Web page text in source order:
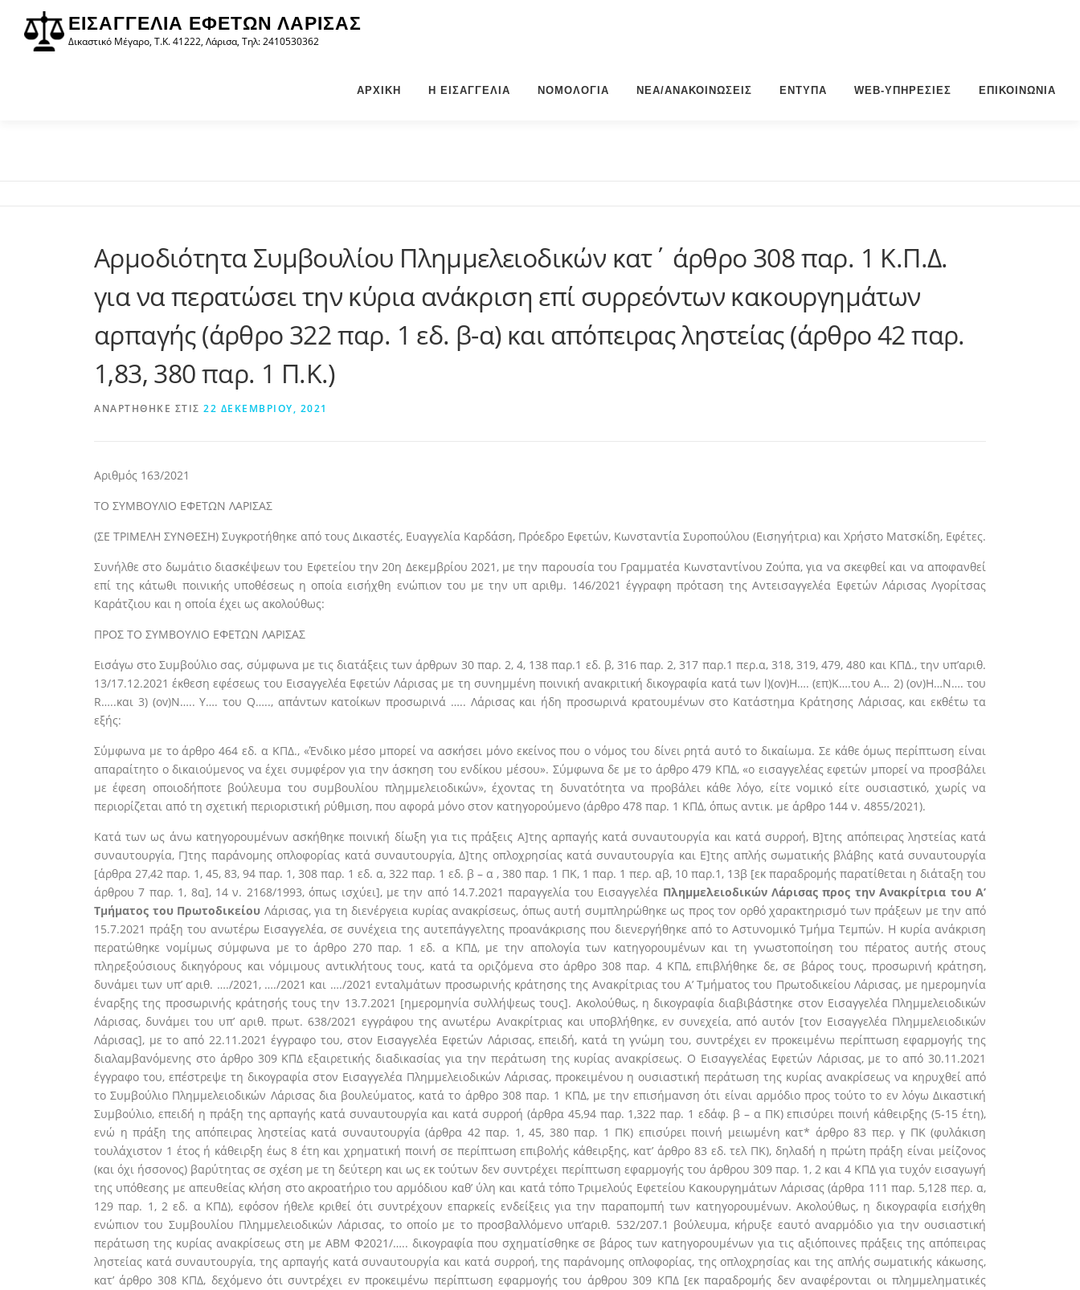
περιεχόμενο
Προχωρήστε
περιεχόμενο
ΕΙΣΑΓΓΕΛΊΑ ΕΦΕΤΏΝ ΛΆΡΙΣΑΣ
Δικαστικό Μέγαρο, Τ.Κ. 41222, Λάρισα, Τηλ: 2410530362
ΑΡΧΙΚΉ Η ΕΙΣΑΓΓΕΛΊΑ ΝΟΜΟΛΟΓΊΑ ΝΈΑ/ΑΝΑΚΟΙΝΏΣΕΙΣ ΈΝΤΥΠΑ WEB-ΥΠΗΡΕΣΊΕΣ ΕΠΙΚΟΙΝΩΝΊΑ
Αρμοδιότητα Συμβουλίου Πλημμελειοδικών κατ΄ άρθρο 308 παρ. 1 Κ.Π.Δ.
για να περατώσει την κύρια ανάκριση επί συρρεόντων κακουργημάτων
αρπαγής (άρθρο 322 παρ. 1 εδ. β-α) και απόπειρας ληστείας (άρθρο 42 παρ.
1,83, 380 παρ. 1 Π.Κ.)
ΑΝΑΡΤΉΘΗΚΕ ΣΤΙΣ 22 ΔΕΚΕΜΒΡΊΟΥ, 2021
Αριθμός 163/2021
ΤΟ ΣΥΜΒΟΥΛΙΟ ΕΦΕΤΩΝ ΛΑΡΙΣΑΣ
(ΣΕ ΤΡΙΜΕΛΗ ΣΥΝΘΕΣΗ) Συγκροτήθηκε από τους Δικαστές, Ευαγγελία Καρδάση, Πρόεδρο Εφετών, Κωνσταντία Συροπούλου (Εισηγήτρια) και Χρήστο Ματσκίδη, Εφέτες.
Συνήλθε στο δωμάτιο διασκέψεων του Εφετείου την 20η Δεκεμβρίου 2021, με την παρουσία του Γραμματέα Κωνσταντίνου Ζούπα, για να σκεφθεί και να αποφανθεί
επί της κάτωθι ποινικής υποθέσεως η οποία εισήχθη ενώπιον του με την υπ αριθμ. 146/2021 έγγραφη πρόταση της Αντεισαγγελέα Εφετών Λάρισας Λγορίτσας
Καράτζιου και η οποία έχει ως ακολούθως:
ΠΡΟΣ ΤΟ ΣΥΜΒΟΥΛΙΟ ΕΦΕΤΩΝ ΛΑΡΙΣΑΣ
Εισάγω στο Συμβούλιο σας, σύμφωνα με τις διατάξεις των άρθρων 30 παρ. 2, 4, 138 παρ.1 εδ. β, 316 παρ. 2, 317 παρ.1 περ.α, 318, 319, 479, 480 και ΚΠΔ., την υπ’αριθ.
13/17.12.2021 έκθεση εφέσεως του Εισαγγελέα Εφετών Λάρισας με τη συνημμένη ποινική ανακριτική δικογραφία κατά των l)(ov)H…. (επ)Κ….του A… 2) (ον)Η…Ν…. του
R…..και 3) (ov)N….. Y…. του Q….., απάντων κατοίκων προσωρινά ….. Λάρισας και ήδη προσωρινά κρατουμένων στο Κατάστημα Κράτησης Λάρισας, και εκθέτω τα
εξής:
Σύμφωνα με το άρθρο 464 εδ. α ΚΠΔ., «Ένδικο μέσο μπορεί να ασκήσει μόνο εκείνος που ο νόμος του δίνει ρητά αυτό το δικαίωμα. Σε κάθε όμως περίπτωση είναι
απαραίτητο ο δικαιούμενος να έχει συμφέρον για την άσκηση του ενδίκου μέσου». Σύμφωνα δε με το άρθρο 479 ΚΠΔ, «ο εισαγγελέας εφετών μπορεί να προσβάλει
με έφεση οποιοδήποτε βούλευμα του συμβουλίου πλημμελειοδικών», έχοντας τη δυνατότητα να προβάλει κάθε λόγο, είτε νομικό είτε ουσιαστικό, χωρίς να
περιορίζεται από τη σχετική περιοριστική ρύθμιση, που αφορά μόνο στον κατηγορούμενο (άρθρο 478 παρ. 1 ΚΠΔ, όπως αντικ. με άρθρο 144 ν. 4855/2021).
Κατά των ως άνω κατηγορουμένων ασκήθηκε ποινική δίωξη για τις πράξεις Α]της αρπαγής κατά συναυτουργία και κατά συρροή, Β]της απόπειρας ληστείας κατά
συναυτουργία, Γ]της παράνομης οπλοφορίας κατά συναυτουργία, Δ]της οπλοχρησίας κατά συναυτουργία και Ε]της απλής σωματικής βλάβης κατά συναυτουργία
[άρθρα 27,42 παρ. 1, 45, 83, 94 παρ. 1, 308 παρ. 1 εδ. α, 322 παρ. 1 εδ. β – α , 380 παρ. 1 ΠΚ, 1 παρ. 1 περ. αβ, 10 παρ.1, 13β [εκ παραδρομής παρατίθεται η διάταξη του
άρθρου 7 παρ. 1, 8α], 14 ν. 2168/1993, όπως ισχύει], με την από 14.7.2021 παραγγελία του Εισαγγελέα Πλημμελειοδικών Λάρισας προς την Ανακρίτρια του Α’
Τμήματος του Πρωτοδικείου Λάρισας, για τη διενέργεια κυρίας ανακρίσεως, όπως αυτή συμπληρώθηκε ως προς τον ορθό χαρακτηρισμό των πράξεων με την από
15.7.2021 πράξη του ανωτέρω Εισαγγελέα, σε συνέχεια της αυτεπάγγελτης προανάκρισης που διενεργήθηκε από το Αστυνομικό Τμήμα Τεμπών. Η κυρία ανάκριση
περατώθηκε νομίμως σύμφωνα με το άρθρο 270 παρ. 1 εδ. α ΚΠΔ, με την απολογία των κατηγορουμένων και τη γνωστοποίηση του πέρατος αυτής στους
πληρεξούσιους δικηγόρους και νόμιμους αντικλήτους τους, κατά τα οριζόμενα στο άρθρο 308 παρ. 4 ΚΠΔ, επιβλήθηκε δε, σε βάρος τους, προσωρινή κράτηση,
δυνάμει των υπ’ αριθ. …./2021, …./2021 και …./2021 ενταλμάτων προσωρινής κράτησης της Ανακρίτριας του Α’ Τμήματος του Πρωτοδικείου Λάρισας, με ημερομηνία
έναρξης της προσωρινής κράτησής τους την 13.7.2021 [ημερομηνία συλλήψεως τους]. Ακολούθως, η δικογραφία διαβιβάστηκε στον Εισαγγελέα Πλημμελειοδικών
Λάρισας, δυνάμει του υπ’ αριθ. πρωτ. 638/2021 εγγράφου της ανωτέρω Ανακρίτριας και υποβλήθηκε, εν συνεχεία, από αυτόν [τον Εισαγγελέα Πλημμελειοδικών
Λάρισας], με το από 22.11.2021 έγγραφο του, στον Εισαγγελέα Εφετών Λάρισας, επειδή, κατά τη γνώμη του, συντρέχει εν προκειμένω περίπτωση εφαρμογής της
διαλαμβανόμενης στο άρθρο 309 ΚΠΔ εξαιρετικής διαδικασίας για την περάτωση της κυρίας ανακρίσεως. Ο Εισαγγελέας Εφετών Λάρισας, με το από 30.11.2021
έγγραφο του, επέστρεψε τη δικογραφία στον Εισαγγελέα Πλημμελειοδικών Λάρισας, προκειμένου η ουσιαστική περάτωση της κυρίας ανακρίσεως να κηρυχθεί από
το Συμβούλιο Πλημμελειοδικών Λάρισας δια βουλεύματος, κατά το άρθρο 308 παρ. 1 ΚΠΔ, με την επισήμανση ότι είναι αρμόδιο προς τούτο το εν λόγω Δικαστική
Συμβούλιο, επειδή η πράξη της αρπαγής κατά συναυτουργία και κατά συρροή (άρθρα 45,94 παρ. 1,322 παρ. 1 εδάφ. β – α ΠΚ) επισύρει ποινή κάθειρξης (5-15 έτη),
ενώ η πράξη της απόπειρας ληστείας κατά συναυτουργία (άρθρα 42 παρ. 1, 45, 380 παρ. 1 ΠΚ) επισύρει ποινή μειωμένη κατ* άρθρο 83 περ. γ ΠΚ (φυλάκιση
τουλάχιστον 1 έτος ή κάθειρξη έως 8 έτη και χρηματική ποινή σε περίπτωση επιβολής κάθειρξης, κατ’ άρθρο 83 εδ. τελ ΠΚ), δηλαδή η πρώτη πράξη είναι μείζονος
(και όχι ήσσονος) βαρύτητας σε σχέση με τη δεύτερη και ως εκ τούτων δεν συντρέχει περίπτωση εφαρμογής του άρθρου 309 παρ. 1, 2 και 4 ΚΠΔ για τυχόν εισαγωγή
της υπόθεσης με απευθείας κλήση στο ακροατήριο του αρμόδιου καθ’ ύλη και κατά τόπο Τριμελούς Εφετείου Κακουργημάτων Λάρισας (άρθρα 111 παρ. 5,128 περ. α,
129 παρ. 1, 2 εδ. α ΚΠΔ), εφόσον ήθελε κριθεί ότι συντρέχουν επαρκείς ενδείξεις για την παραπομπή των κατηγορουμένων. Ακολούθως, η δικογραφία εισήχθη
ενώπιον του Συμβουλίου Πλημμελειοδικών Λάρισας, το οποίο με το προσβαλλόμενο υπ’αριθ. 532/207.1 βούλευμα, κήρυξε εαυτό αναρμόδιο για την ουσιαστική
περάτωση της κυρίας ανακρίσεως στη με ΑΒΜ Φ2021/….. δικογραφία που σχηματίσθηκε σε βάρος των κατηγορουμένων για τις αξιόποινες πράξεις της απόπειρας
ληστείας κατά συναυτουργία, της αρπαγής κατά συναυτουργία και κατά συρροή, της παράνομης οπλοφορίας, της οπλοχρησίας και της απλής σωματικής κάκωσης,
κατ’ άρθρο 308 ΚΠΔ, δεχόμενο ότι συντρέχει εν προκειμένω περίπτωση εφαρμογής του άρθρου 309 ΚΠΔ [εκ παραδρομής δεν αναφέρονται οι πλημμεληματικές